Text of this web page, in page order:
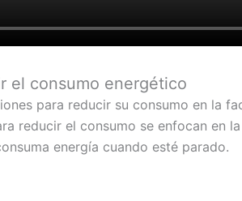
el consumo energético
para reducir su consumo en la
reducir el consumo se enfocan
energía cuando esté parado.